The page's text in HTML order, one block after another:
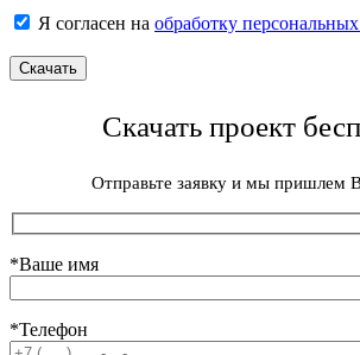
Я согласен на обработку
Скачать проект
Отправьте заявку и мы пришлем
*Ваше имя
*Телефон